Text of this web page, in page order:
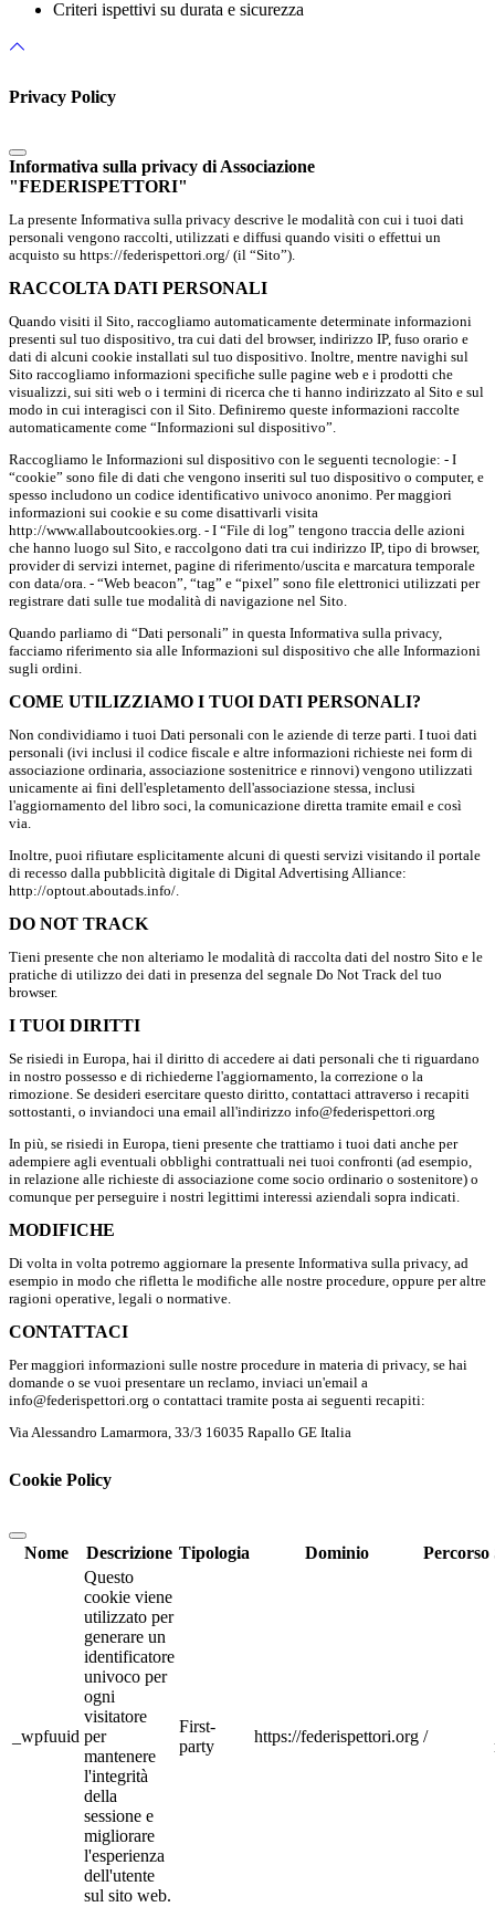
Criteri ispettivi su durata e sicurezza
Privacy Policy
Informativa sulla privacy di Associazione
"FEDERISPETTORI"
La presente Informativa sulla privacy descrive le modalità con cui i tuoi dati
personali vengono raccolti, utilizzati e diffusi quando visiti o effettui un
acquisto su https://federispettori.org/ (il “Sito”).
RACCOLTA DATI PERSONALI
Quando visiti il Sito, raccogliamo automaticamente determinate informazioni
presenti sul tuo dispositivo, tra cui dati del browser, indirizzo IP, fuso orario e
dati di alcuni cookie installati sul tuo dispositivo. Inoltre, mentre navighi sul
Sito raccogliamo informazioni specifiche sulle pagine web e i prodotti che
visualizzi, sui siti web o i termini di ricerca che ti hanno indirizzato al Sito e sul
modo in cui interagisci con il Sito. Definiremo queste informazioni raccolte
automaticamente come “Informazioni sul dispositivo”.
Raccogliamo le Informazioni sul dispositivo con le seguenti tecnologie: - I
“cookie” sono file di dati che vengono inseriti sul tuo dispositivo o computer, e
spesso includono un codice identificativo univoco anonimo. Per maggiori
informazioni sui cookie e su come disattivarli visita
http://www.allaboutcookies.org. - I “File di log” tengono traccia delle azioni
che hanno luogo sul Sito, e raccolgono dati tra cui indirizzo IP, tipo di browser,
provider di servizi internet, pagine di riferimento/uscita e marcatura temporale
con data/ora. - “Web beacon”, “tag” e “pixel” sono file elettronici utilizzati per
registrare dati sulle tue modalità di navigazione nel Sito.
Quando parliamo di “Dati personali” in questa Informativa sulla privacy,
facciamo riferimento sia alle Informazioni sul dispositivo che alle Informazioni
sugli ordini.
COME UTILIZZIAMO I TUOI DATI PERSONALI?
Non condividiamo i tuoi Dati personali con le aziende di terze parti. I tuoi dati
personali (ivi inclusi il codice fiscale e altre informazioni richieste nei form di
associazione ordinaria, associazione sostenitrice e rinnovi) vengono utilizzati
unicamente ai fini dell'espletamento dell'associazione stessa, inclusi
l'aggiornamento del libro soci, la comunicazione diretta tramite email e così
via.
Inoltre, puoi rifiutare esplicitamente alcuni di questi servizi visitando il portale
di recesso dalla pubblicità digitale di Digital Advertising Alliance:
http://optout.aboutads.info/.
DO NOT TRACK
Tieni presente che non alteriamo le modalità di raccolta dati del nostro Sito e le
pratiche di utilizzo dei dati in presenza del segnale Do Not Track del tuo
browser.
I TUOI DIRITTI
Se risiedi in Europa, hai il diritto di accedere ai dati personali che ti riguardano
in nostro possesso e di richiederne l'aggiornamento, la correzione o la
rimozione. Se desideri esercitare questo diritto, contattaci attraverso i recapiti
sottostanti, o inviandoci una email all'indirizzo info@federispettori.org
In più, se risiedi in Europa, tieni presente che trattiamo i tuoi dati anche per
adempiere agli eventuali obblighi contrattuali nei tuoi confronti (ad esempio,
in relazione alle richieste di associazione come socio ordinario o sostenitore) o
comunque per perseguire i nostri legittimi interessi aziendali sopra indicati.
MODIFICHE
Di volta in volta potremo aggiornare la presente Informativa sulla privacy, ad
esempio in modo che rifletta le modifiche alle nostre procedure, oppure per altre
ragioni operative, legali o normative.
CONTATTACI
Per maggiori informazioni sulle nostre procedure in materia di privacy, se hai
domande o se vuoi presentare un reclamo, inviaci un'email a
info@federispettori.org o contattaci tramite posta ai seguenti recapiti:
Via Alessandro Lamarmora, 33/3 16035 Rapallo GE Italia
Cookie Policy
Nome Descrizione Tipologia Dominio Percorso
_wpfuuid
Questo
cookie viene
utilizzato per
generare un
identificatore
univoco per
ogni
visitatore
per
mantenere
l'integrità
della
sessione e
migliorare
l'esperienza
dell'utente
sul sito web.
First-
party
https://federispettori.org /